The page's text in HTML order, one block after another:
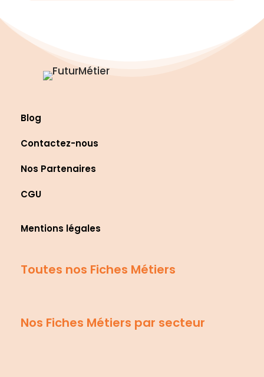
Blog
Contactez-nous
Nos Partenaires
CGU
Mentions légales
Toutes nos Fiches Métiers
Nos Fiches Métiers par secteur